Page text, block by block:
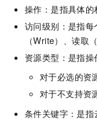
操作：是指具体的
访问级别：是指每
（Write）、读取
资源类型：是指操
对于必选的资
对于不支持资
条件关键字：是指